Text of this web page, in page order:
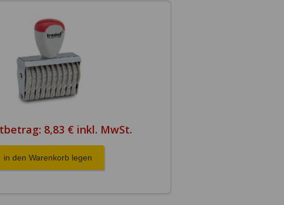
8,83 € inkl. MwSt.